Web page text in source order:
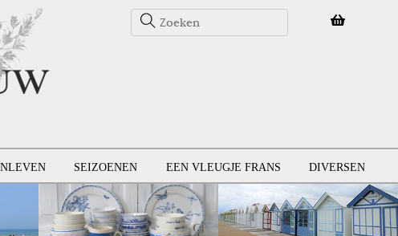
SEIZOENEN EEN VLEUGJE FRANS DIVERSEN